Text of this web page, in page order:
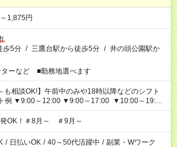
1,875円
歩5分 / 三鷹台駅から徒歩5分 / 井の頭公園駅か
ターなど ■勤務地選べます
も相談OK!】午前中のみや18時以降などのシフト
例 ▼9:00～12:00 ▼9:00～17:00 ▼10:00～19:00
OK！＃8月～ ＃9月～
/ 日払いOK / 40～50代活躍中 / 副業・Wワーク